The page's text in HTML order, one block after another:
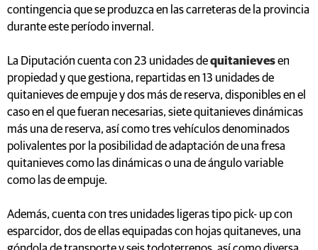
contingencia que se produzca en las carreteras de la provincia
durante este período invernal.
La Diputación cuenta con 23 unidades dequitanievesen
propiedad y que gestiona, repartidas en 13 unidades de
quitanieves de empuje y dos más de reserva, disponibles en el
caso en el que fueran necesarias, siete quitanieves dinámicas
más una de reserva, así como tres vehículos denominados
polivalentes por la posibilidad de adaptación de una fresa
quitanieves como las dinámicas o una de ángulo variable
como las de empuje.
Además, cuenta con tres unidades ligeras tipo pick- up con
esparcidor, dos de ellas equipadas con hojas quitaneves, una